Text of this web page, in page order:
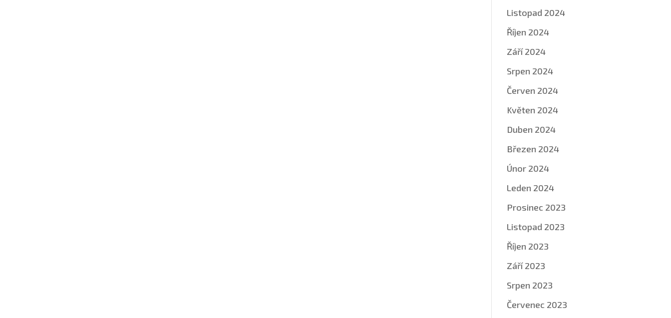
Listopad 2024
Říjen 2024
Září 2024
Srpen 2024
Červen 2024
Květen 2024
Duben 2024
Březen 2024
Únor 2024
Leden 2024
Prosinec 2023
Listopad 2023
Říjen 2023
Září 2023
Srpen 2023
Červenec 2023